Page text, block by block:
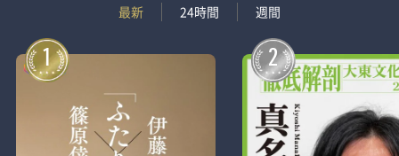
最新
24時間 週間
1 2